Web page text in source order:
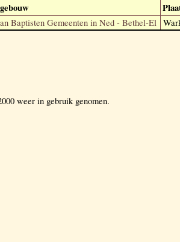
Baptisten Gemeenten in Ned - Bethel-El
weer in gebruik genomen.